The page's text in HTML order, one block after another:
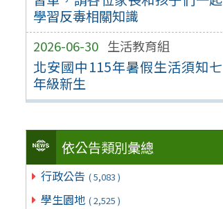
學習反毒相關知識
2026-06-30 生活教育組
北安國中115年暑假生活須知七
年級新生
依公告類別彙總
行政公告 ( 5,083 )
學生園地 ( 2,525 )